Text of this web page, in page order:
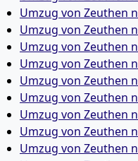
Umzug von Zeuthen
Umzug von Zeuthen
Umzug von Zeuthen
Umzug von Zeuthen
Umzug von Zeuthen
Umzug von Zeuthen
Umzug von Zeuthen
Umzug von Zeuthen
Umzug von Zeuthen